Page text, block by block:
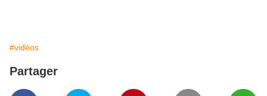
#vidéos
Partager